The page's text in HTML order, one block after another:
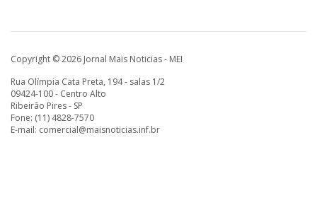
Copyright © 2026 Jornal Mais Noticias - MEI
Rua Olímpia Cata Preta, 194 - salas 1/2
09424-100 - Centro Alto
Ribeirão Pires - SP
Fone: (11) 4828-7570
E-mail: comercial@maisnoticias.inf.br